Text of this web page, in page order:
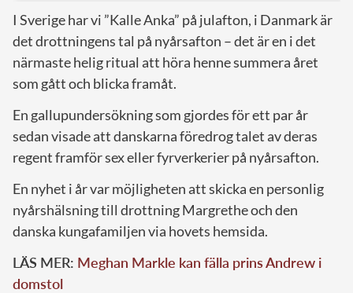
I Sverige har vi ”Kalle Anka” på julafton, i Danmark är
det drottningens tal på nyårsafton – det är en i det
närmaste helig ritual att höra henne summera året
som gått och blicka framåt.
En gallupundersökning som gjordes för ett par år
sedan visade att danskarna föredrog talet av deras
regent framför sex eller fyrverkerier på nyårsafton.
En nyhet i år var möjligheten att skicka en personlig
nyårshälsning till drottning Margrethe och den
danska kungafamiljen via hovets hemsida.
LÄS MER: Meghan Markle kan fälla prins Andrew i
domstol